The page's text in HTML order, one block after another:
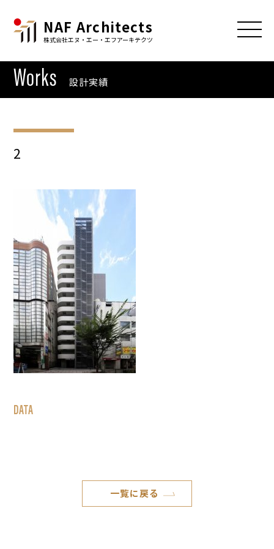
NAF Architects
株式会社エヌ・エー・エフアーキテクツ
Works 設計実績
2
DATA
一覧に戻る